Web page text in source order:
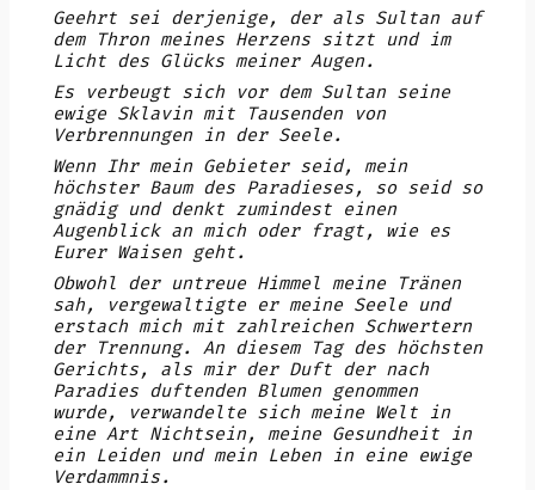
Geehrt sei derjenige, der als Sultan auf
dem Thron meines Herzens sitzt und im
Licht des Glücks meiner Augen.
Es verbeugt sich vor dem Sultan seine
ewige Sklavin mit Tausenden von
Verbrennungen in der Seele.
Wenn Ihr mein Gebieter seid, mein
höchster Baum des Paradieses, so seid so
gnädig und denkt zumindest einen
Augenblick an mich oder fragt, wie es
Eurer Waisen geht.
Obwohl der untreue Himmel meine Tränen
sah, vergewaltigte er meine Seele und
erstach mich mit zahlreichen Schwertern
der Trennung. An diesem Tag des höchsten
Gerichts, als mir der Duft der nach
Paradies duftenden Blumen genommen
wurde, verwandelte sich meine Welt in
eine Art Nichtsein, meine Gesundheit in
ein Leiden und mein Leben in eine ewige
Verdammnis.